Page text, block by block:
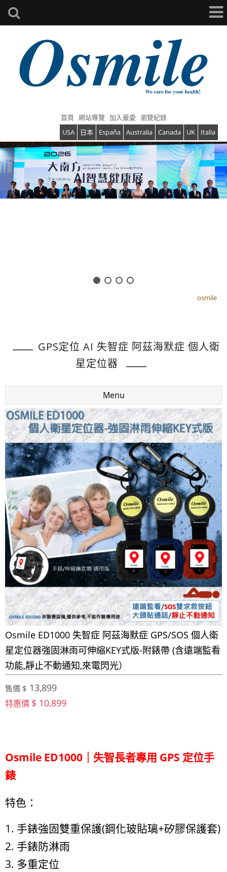
首頁 網站導覽 加入最愛
USA
日本 España Australia Canada UK Italia
瀏覽紀錄
osmile
GPS定位 AI 失智症 阿茲海默症 個人衛
星定位器
Menu
Osmile ED1000 失智症 阿茲海默症 GPS/SOS 個人衛
星定位器強固淋雨可伸縮KEY式版-附錶帶 (含遠端監看
功能,靜止不動通知,來電閃光）
售價 $ 13,899
特惠價 $ 10,899
Osmile ED1000｜失智長者專用 GPS 定位手
錶
特色：
1. 手錶強固雙重保護(鋼化玻貼璃+矽膠保護套)
2. 手錶防淋雨
3. 多重定位